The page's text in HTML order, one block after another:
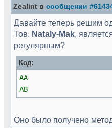
Zealint в сообщении
Давайте теперь решим
Тов. Nataly-Mak,
регулярным?
Код:
AA
AB
Оно было получено